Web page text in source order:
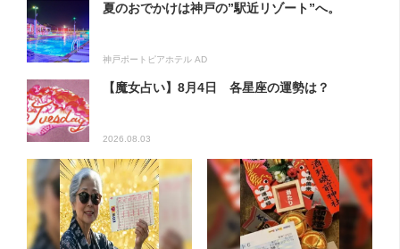
夏のおでかけは神戸の”駅近リゾート”へ。
神戸ポートピアホテル AD
【魔女占い】8月4日 各星座の運勢は？
2026.08.03